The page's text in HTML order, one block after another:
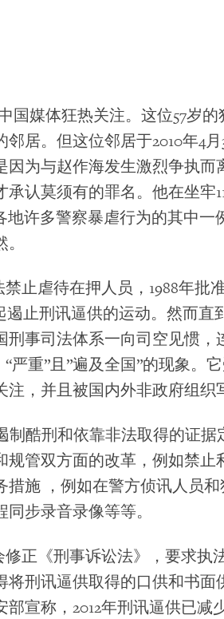
国媒体狂热关注。这位57岁的
居。但这位邻居于2010年4
因为与赵作海发生激烈争执而
认莫须有的罪名。他在坐牢
地许多警察暴虐行为的其中一
止虐待在押人员，1988年批
止刑讯逼供的运动。然而直
刑事司法体系一向司空见惯，
严重”且”遍及全国”的现象。
，并且被国内外非政府组织
制酷刑和依靠非法取得的证据
规管双方面的改革，例如禁止
措施 ，例如在警方侦讯人员
步录音录像等等。
修正《刑事诉讼法》，要求执
将刑讯逼供取得的口供和书面
宣称，2012年刑讯逼供已减